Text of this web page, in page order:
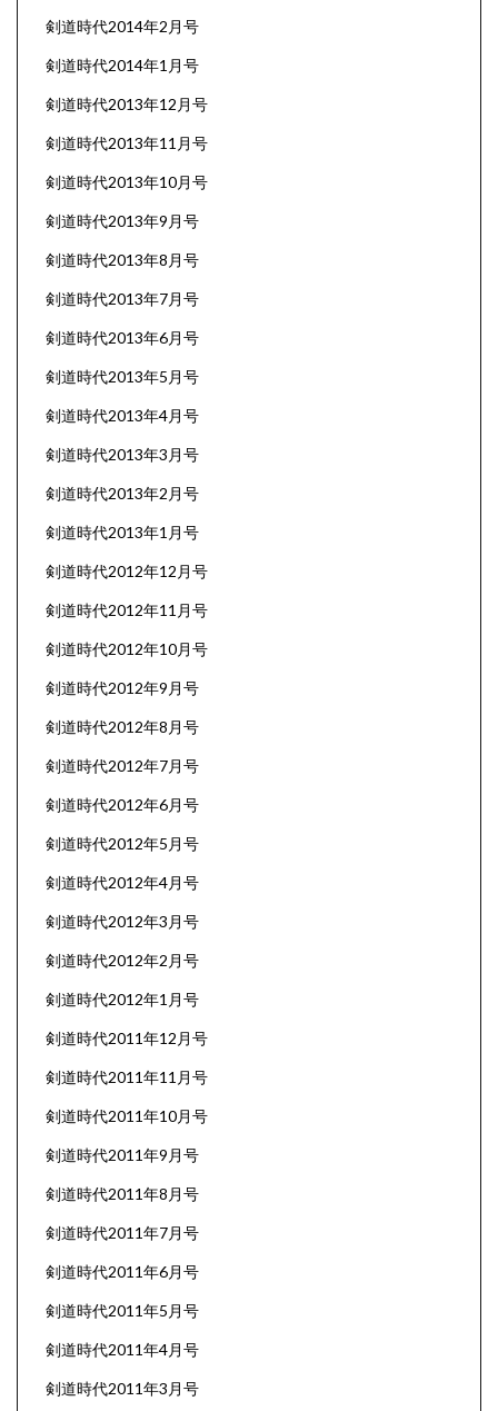
剣道時代2014年2月号
剣道時代2014年1月号
剣道時代2013年12月号
剣道時代2013年11月号
剣道時代2013年10月号
剣道時代2013年9月号
剣道時代2013年8月号
剣道時代2013年7月号
剣道時代2013年6月号
剣道時代2013年5月号
剣道時代2013年4月号
剣道時代2013年3月号
剣道時代2013年2月号
剣道時代2013年1月号
剣道時代2012年12月号
剣道時代2012年11月号
剣道時代2012年10月号
剣道時代2012年9月号
剣道時代2012年8月号
剣道時代2012年7月号
剣道時代2012年6月号
剣道時代2012年5月号
剣道時代2012年4月号
剣道時代2012年3月号
剣道時代2012年2月号
剣道時代2012年1月号
剣道時代2011年12月号
剣道時代2011年11月号
剣道時代2011年10月号
剣道時代2011年9月号
剣道時代2011年8月号
剣道時代2011年7月号
剣道時代2011年6月号
剣道時代2011年5月号
剣道時代2011年4月号
剣道時代2011年3月号